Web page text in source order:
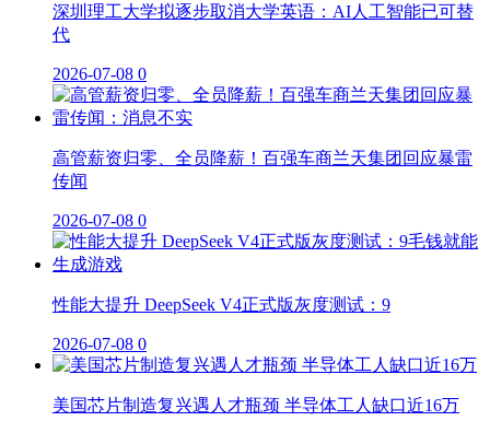
深圳理工大学拟逐步取消大学英语：AI人工智能已可替
代
2026-07-08 0
高管薪资归零、全员降薪！百强车商兰天集团回应暴雷
传闻
2026-07-08 0
性能大提升 DeepSeek V4正式版灰度测试：9
2026-07-08 0
美国芯片制造复兴遇人才瓶颈 半导体工人缺口近16万